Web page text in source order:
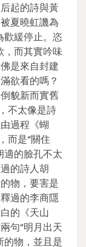
起的詩與黃
夏曉虹譏為
歡緩停止。恣
，而其實吟味
是來自封建
欲看的嗎？
貌新而實舊
不太像是詩
過程《蝴
而是“關住
適的臉孔不太
的詩人胡
物，要害是
過的李商隱
的《天山
句“明月出天
的物，並且是